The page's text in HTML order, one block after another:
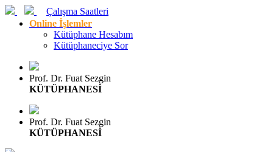
Çalışma Saatleri
Online İşlemler
Kütüphane Hesabım
Kütüphaneciye Sor
Prof. Dr. Fuat Sezgin
KÜTÜPHANESİ
Prof. Dr. Fuat Sezgin
KÜTÜPHANESİ